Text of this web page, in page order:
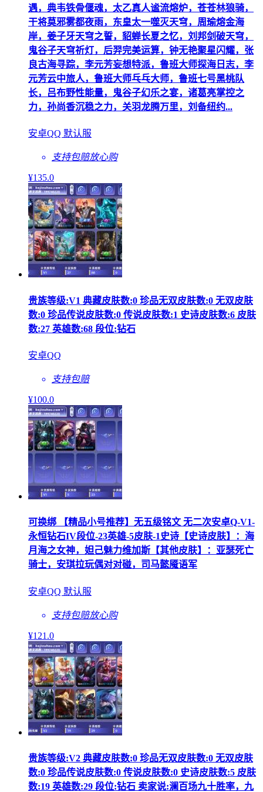
遇，典韦铁骨偃魂，太乙真人谧流熔炉，苍苍林狼骑，
干将莫邪雾都夜雨，东皇太一噬灭天穹，周瑜熔金海
岸，姜子牙天穹之誓，貂蝉长夏之忆，刘邦剑破天穹，
鬼谷子天穹祈灯，后羿完美运算，钟无艳聚星闪耀，张
良古海寻踪，李元芳妄想特派，鲁班大师探海日志，李
元芳云中旅人，鲁班大师乓乓大师，鲁班七号黑桃队
长，吕布野性能量，鬼谷子幻乐之宴，诸葛亮掌控之
力，孙尚香沉稳之力，关羽龙腾万里，刘备纽约...
安卓QQ 默认服
支持包赔放心购
¥135.0
贵族等级:V1 典藏皮肤数:0 珍品无双皮肤数:0 无双皮肤
数:0 珍品传说皮肤数:0 传说皮肤数:1 史诗皮肤数:6 皮肤
数:27 英雄数:68 段位:钻石
安卓QQ
支持包赔
¥100.0
可换绑 【精品小号推荐】无五级铭文 无二次安卓Q-V1-
永恒钻石IV段位-23英雄-5皮肤-1史诗【史诗皮肤】：海
月海之女神，妲己魅力维加斯【其他皮肤】：亚瑟死亡
骑士，安琪拉玩偶对对碰，司马懿魇语军
安卓QQ 默认服
支持包赔放心购
¥121 .0
贵族等级:V2 典藏皮肤数:0 珍品无双皮肤数:0 无双皮肤
数:0 珍品传说皮肤数:0 传说皮肤数:0 史诗皮肤数:5 皮肤
数:19 英雄数:29 段位:钻石 卖家说:澜百场九十胜率，九